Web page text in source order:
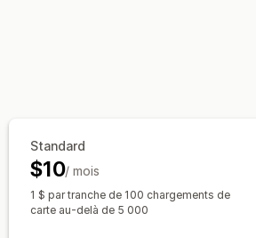
Standard
$10/ mois
1 $ par tranche de 100 chargements de
carte au-delà de 5 000